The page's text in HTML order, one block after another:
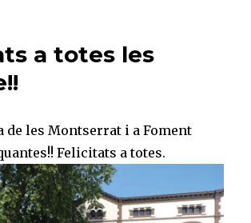
a totes les
de les Montserrat i a Foment
Felicitats a totes.